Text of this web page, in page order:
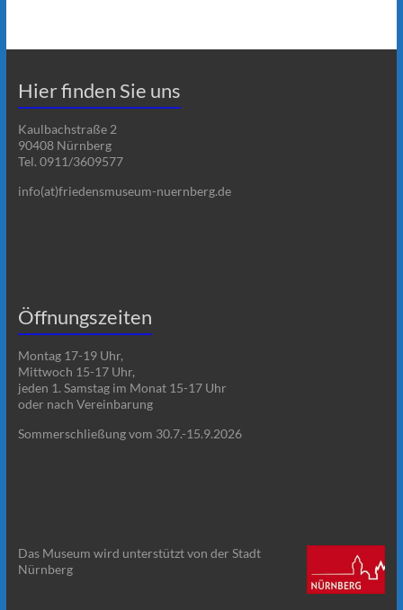
Hier finden Sie uns
Kaulbachstraße 2
90408 Nürnberg
Tel. 0911/3609577
info(at)friedensmuseum-nuernberg.de
Öffnungszeiten
Montag 17-19 Uhr,
Mittwoch 15-17 Uhr,
jeden 1. Samstag im Monat 15-17 Uhr
oder nach Vereinbarung
Sommerschließung vom 30.7.-15.9.2026
Das Museum wird unterstützt von der Stadt
Nürnberg